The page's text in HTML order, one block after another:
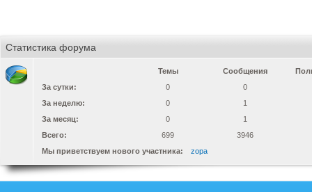
Статистика форума
Темы Сообщения
За сутки:
0
0
За неделю:
0
1
За месяц:
0
1
Всего:
699
3946
Мы приветствуем нового участника:
zopa